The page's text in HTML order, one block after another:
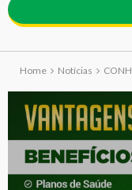
Home Notícias